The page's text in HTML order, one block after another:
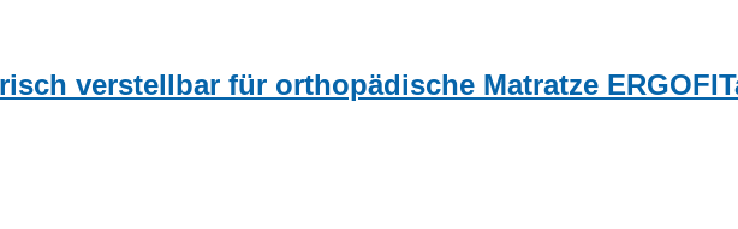
verstellbar für orthopädische Matratze